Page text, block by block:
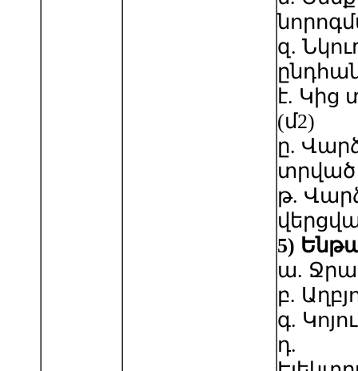
զ.
է. Կից
(մ2)
ը.
տրված
թ.
5)
ա.
բ.
գ.
դ.